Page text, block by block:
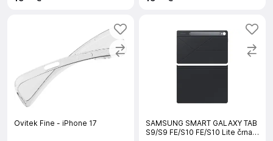
Ovitek Fine - iPhone 17
SAMSUNG SMART GALAXY TAB
S9/S9 FE/S10 FE/S10 Lite črna